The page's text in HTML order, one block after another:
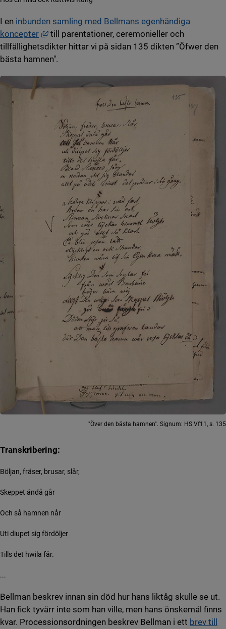
I en inbunden samling med Bellmans egenhändiga
koncepter
Länk till annan webbplats, öppnas i nytt
till parentationer, ceremonieller och
tillfällighetsdikter hittar vi på sidan 135 dikten ”Öfwer den
bästa hamnen".
"Över den bästa hamnen". Signum: HS Vf11, s. 135
Transkribering:
Böljan, fräser, brusar, slår,
Skeppet ändå går
Och så hamnen når
Uti diupet sig fördöljer
Tills det hwila får.
...
Bellman beskrev innan sin död hur hans liktåg skulle se ut.
Han fick tyvärr inte som han ville, men hans önskemål finns
kvar. Processionsordningen beskrev Bellman i ett brev till